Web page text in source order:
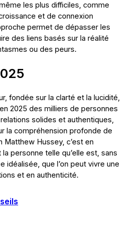
les plus difficiles, comme
et de connexion
permet de dépasser les
des liens basés sur la réalité
ou des peurs.
fondée sur la clarté et la lucidité,
2025 des milliers de personnes
solides et authentiques,
la compréhension profonde de
Matthew Hussey, c’est en
personne telle qu’elle est, sans
idéalisée, que l’on peut vivre une
et en authenticité.